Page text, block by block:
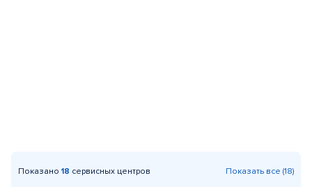
Показано 18 сервисных центров Показать все (18)